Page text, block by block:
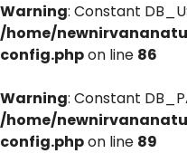
Warning: Constant
/home/
config.phpon line 86
Warning: Constant
/home/
config.phpon line 89